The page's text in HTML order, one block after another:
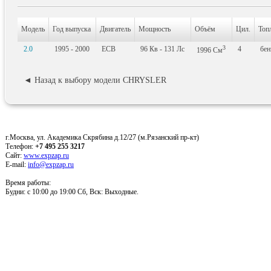
Модель Год выпуска Двигатель Мощность Объём Цил.
2.0 1995 - 2000 ECB 96 Кв - 131 Лс 1996 См3 4
◄ Назад к выбору модели CHRYSLER
г.Москва, ул. Академика Скрябина д.12/27 (м.Рязанский пр-кт)
Телефон: +7 495 255 3217
Сайт: www.expzap.ru
E-mail: info@expzap.ru
Время работы:
Будни: c 10:00 до 19:00 Сб, Вск: Выходные.